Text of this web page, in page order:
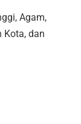
Agam,
Kota, dan